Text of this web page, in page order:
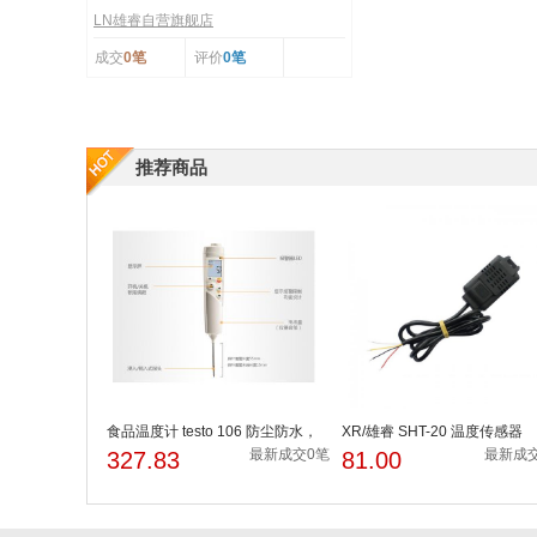
LN雄睿自营旗舰店
成交0笔 评价0笔
推荐商品
食品温度计 testo 106 防尘防水，
达到IP67防护等级
327.83 最新成交0笔
XR/雄睿 SHT-20 温度传感器
81.00 最新成